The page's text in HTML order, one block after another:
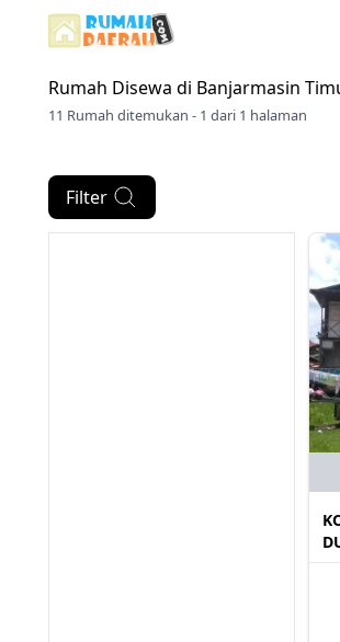
Rumah Disewa di Banjarmasin
11 Rumah ditemukan - 1 dari 1 halaman
Filter